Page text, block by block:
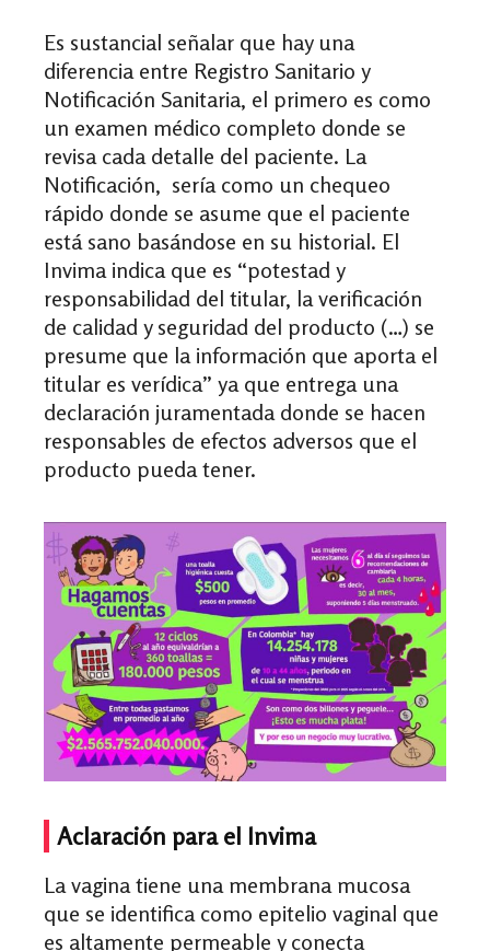
Es sustancial señalar que hay una
diferencia entre Registro Sanitario y
Notificación Sanitaria, el primero es como
un examen médico completo donde se
revisa cada detalle del paciente. La
Notificación, sería como un chequeo
rápido donde se asume que el paciente
está sano basándose en su historial. El
Invimaindica que es “potestad y
responsabilidad del titular, la verificación
de calidad y seguridad del producto (…) se
presume que la información que aporta el
titular es verídica” ya que entrega una
declaración juramentada donde se hacen
responsables de efectos adversos que el
producto pueda tener.
Aclaración para el Invima
La vagina tiene una membrana mucosa
que se identifica como epitelio vaginal que
es altamente permeable y conecta